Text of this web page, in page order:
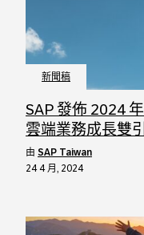
新聞稿
SAP 發佈 2024
雲端業務成長雙
SAP Taiwan
24 4 月, 2024